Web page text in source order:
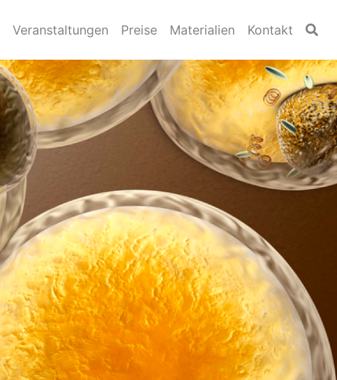
Veranstaltungen Preise Materialien Kontakt